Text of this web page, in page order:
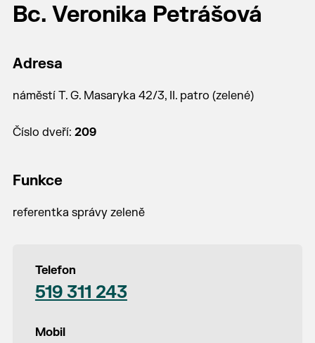
Bc. Veronika Petrášová
Adresa
náměstí T. G. Masaryka 42/3, II. patro (zelené)
Číslo dveří: 209
Funkce
referentka správy zeleně
Telefon
519 311 243
Mobil